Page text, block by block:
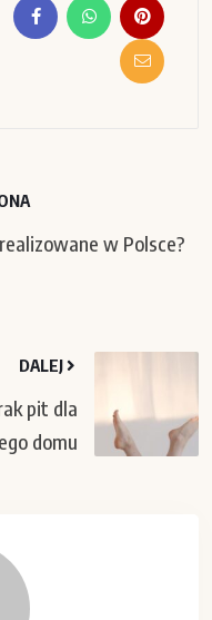
w Polsce?
DALEJ
pit dla
domu